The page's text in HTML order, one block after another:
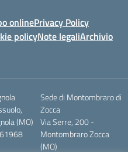
onlinePrivacy Policy
policyNote legaliArchivio
(MO)
Sede di Montombraro di
Zocca
Via Serre, 200 -
Montombraro Zocca
(MO)